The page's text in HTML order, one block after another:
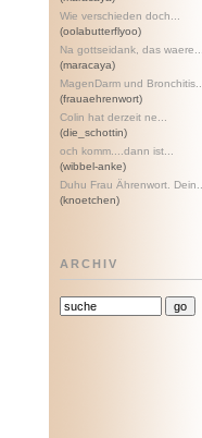
Wie verschieden doch...
(oolabutterflyoo)
Na gottseidank, das waere...
(maracaya)
MagenDarm und Bronchitis...
(frauaehrenwort)
Colin hat derzeit ne...
(die_schottin)
och komm....dann ist...
(wibbel-anke)
Duhu Frau Ährenwort. Dein...
(knoetchen)
ARCHIV